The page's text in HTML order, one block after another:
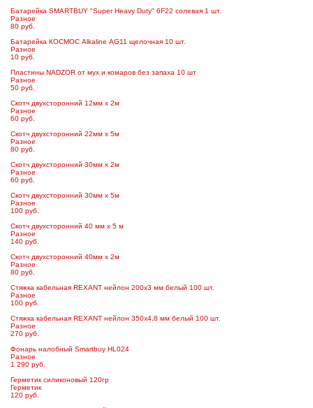
Батарейка SMARTBUY "Super Heavy Duty" 6F22 солевая 1 шт.
Разное
80 руб.
Батарейка КОСМОС Alkaline АG11 щелочная 10 шт.
Разное
10 руб.
Пластины NADZOR от мух и комаров без запаха 10 шт
Разное
50 руб.
Скотч двухсторонний 12мм х 2м
Разное
60 руб.
Скотч двухсторонний 22мм х 5м
Разное
80 руб.
Скотч двухсторонний 30мм x 2м
Разное
60 руб.
Скотч двухсторонний 30мм х 5м
Разное
100 руб.
Скотч двухсторонний 40 мм x 5 м
Разное
140 руб.
Скотч двухсторонний 40мм х 2м
Разное
80 руб.
Стяжка кабельная REXANT нейлон 200х3 мм белый 100 шт.
Разное
100 руб.
Стяжка кабельная REXANT нейлон 350х4,8 мм белый 100 шт.
Разное
270 руб.
Фонарь налобный Smartbuy HL024
Разное
1 290 руб.
Герметик силиконовый 120гр
Герметик
120 руб.